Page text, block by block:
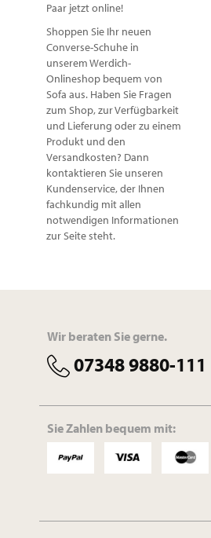
Paar jetzt online!
Shoppen Sie Ihr neuen
Converse-Schuhe in
unserem Werdich-
Onlineshop bequem von
Sofa aus. Haben Sie Fragen
zum Shop, zur Verfügbarkeit
und Lieferung oder zu einem
Produkt und den
Versandkosten? Dann
kontaktieren Sie unseren
Kundenservice, der Ihnen
fachkundig mit allen
notwendigen Informationen
zur Seite steht.
Wir beraten Sie gerne.
07348 9880-111
Sie Zahlen bequem mit: